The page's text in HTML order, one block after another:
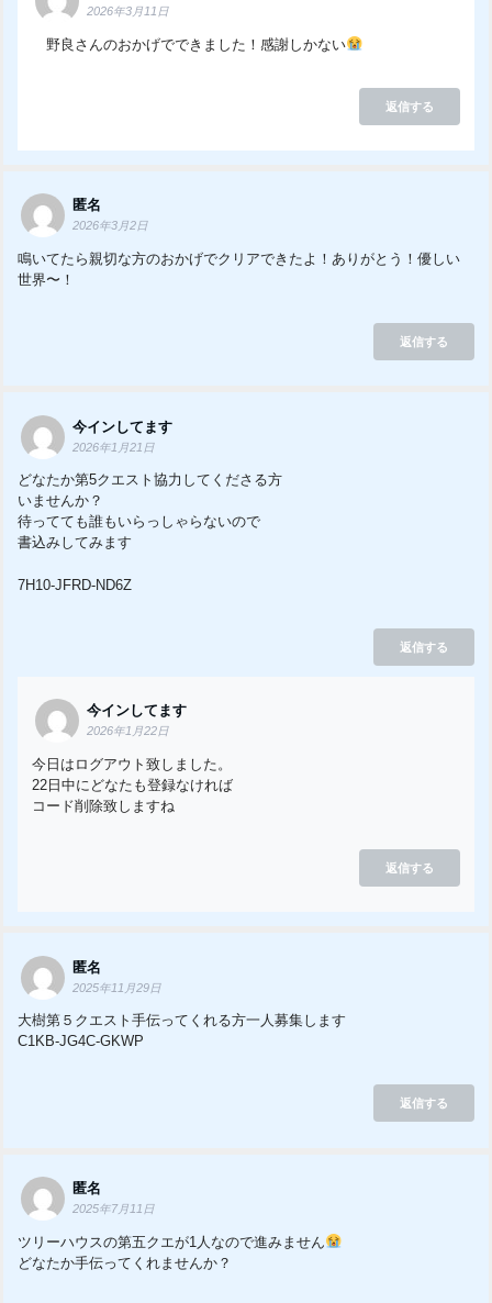
2026年3月11日
野良さんのおかげでできました！感謝しかない
返信する
匿名
2026年3月2日
鳴いてたら親切な方のおかげでクリアできたよ！ありがとう！優しい
世界〜！
返信する
今インしてます
2026年1月21日
どなたか第5クエスト協力してくださる方
いませんか？
待ってても誰もいらっしゃらないので
書込みしてみます
7H10-JFRD-ND6Z
返信する
今インしてます
2026年1月22日
今日はログアウト致しました。
22日中にどなたも登録なければ
コード削除致しますね
返信する
匿名
2025年11月29日
大樹第５クエスト手伝ってくれる方一人募集します
C1KB-JG4C-GKWP
返信する
匿名
2025年7月11日
ツリーハウスの第五クエが1人なので進みません
どなたか手伝ってくれませんか？